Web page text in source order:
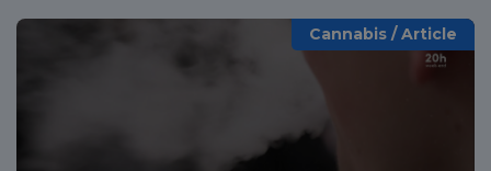
Cannabis / Article